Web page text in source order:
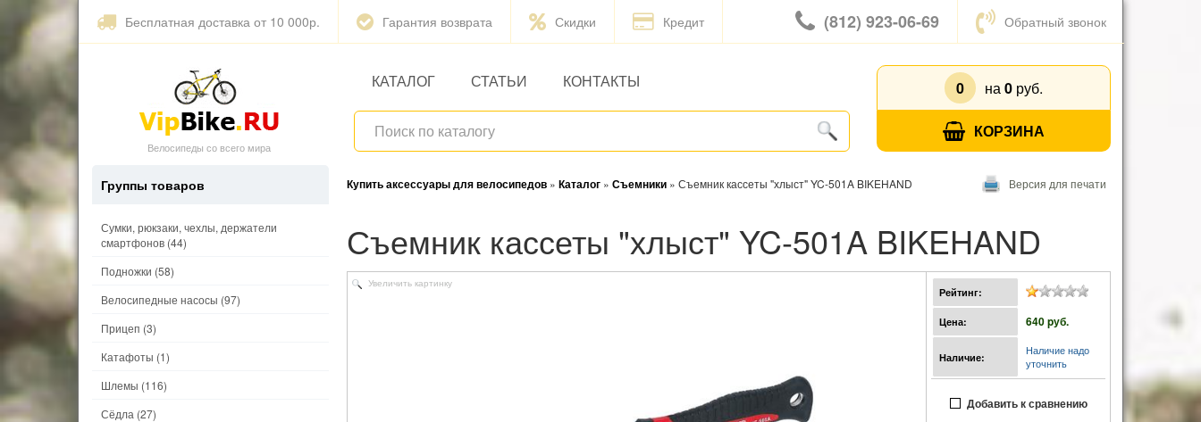
Бесплатная доставка от 10 000р. Гарантия возврата Скидки Кредит (812) 923-06-69 Обратный звонок
Велосипеды со всего мира
КАТАЛОГ СТАТЬИ КОНТАКТЫ 0 на 0руб.
КОРЗИНА
Купить аксессуары для велосипедов » Каталог » Съемники » Съемник кассеты "хлыст" YC-501A BIKEHAND Версия для печати
Съемник кассеты "хлыст" YC-501A BIKEHAND
Увеличить картинку
Рейтинг:
Цена: 640 pуб.
Наличие:
Наличие надо
уточнить
Добавить к сравнению
Группы товаров
Сумки, рюкзаки, чехлы, держатели
смартфонов (44)
Подножки (58)
Велосипедные насосы (97)
Прицеп (3)
Катафоты (1)
Шлемы (116)
Сёдла (27)